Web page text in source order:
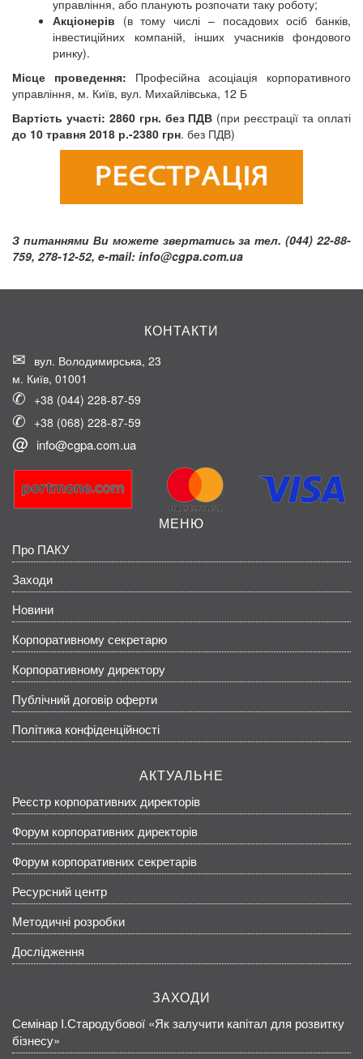
управління, або планують розпочати таку роботу;
Акціонерів (в тому числі – посадових осіб банків,
інвестиційних компаній, інших учасників фондового
ринку).
Місце проведення: Професійна асоціація корпоративного
управління, м. Київ, вул. Михайлівська, 12 Б
Вартість участі: 2860 грн. без ПДВ (при реєстрації та оплаті
до 10 травня 2018 р.-2380 грн. без ПДВ)
З питаннями Ви можете звертатись за тел. (044) 22-88-
759, 278-12-52, e-mail: info@cgpa.com.ua
КОНТАКТИ
вул. Володимирська, 23
м. Київ, 01001
+38 (044) 228-87-59
+38 (068) 228-87-59
info@cgpa.com.ua
МЕНЮ
Про ПАКУ
Заходи
Новини
Корпоративному секретарю
Корпоративному директору
Публічний договір оферти
Політика конфіденційності
АКТУАЛЬНЕ
Реєстр корпоративних директорів
Форум корпоративних директорів
Форум корпоративних секретарів
Ресурсний центр
Методичні розробки
Дослідження
ЗАХОДИ
Семінар І.Стародубової «Як залучити капітал для розвитку
бізнесу»